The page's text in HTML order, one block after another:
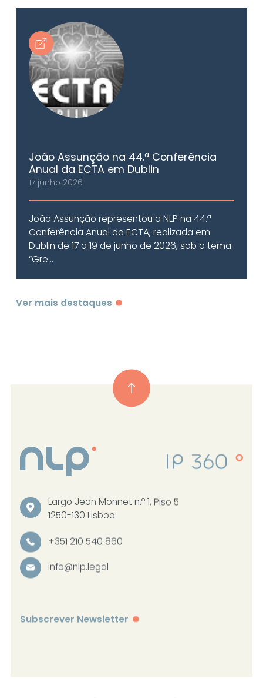
João Assunção na 44.ª Conferência
Anual da ECTA em Dublin
17 junho 2026
João Assunção representou a NLP na 44.ª
Conferência Anual da ECTA, realizada em
Dublin de 17 a 19 de junho de 2026, sob o tema
“Gre...
Ver mais destaques
Largo Jean Monnet n.º 1, Piso 5
1250-130 Lisboa
+351 210 540 860
info@nlp.legal
Subscrever Newsletter